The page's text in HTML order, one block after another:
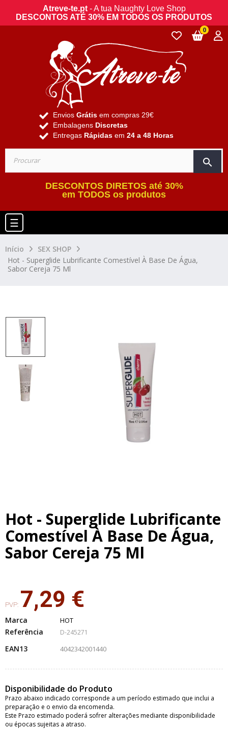
Atreve-te.pt- A tua Naughty Love Shop
DESCONTOS ATÉ 30% EM TODOS OS PRODUTOS
Envios Grátis em compras 29€
Embalagens Discretas
Entregas Rápidas em 24 a 48 Horas
search
0
DESCONTOS DIRETOS até 30%
em TODOS os produtos
Toggle navigation
☰
Início
SEX SHOP
Hot - Superglide Lubrificante Comestível À Base De Água,
Sabor Cereja 75 Ml
Hot - Superglide Lubrificante
Comestível À Base De Água,
Sabor Cereja 75 Ml
PVP: 7,29 €
Marca HOT
Referência D-245271
EAN13 4042342001440
Disponibilidade do Produto
Prazo abaixo indicado corresponde a um período estimado que inclui a
preparação e o envio da encomenda.
Este Prazo estimado poderá sofrer alterações mediante disponibilidade
ou épocas sujeitas a atraso.